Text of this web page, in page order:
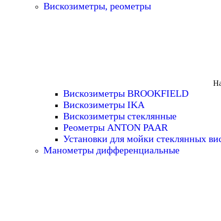
Вискозиметры, реометры
Вискозиметры BROOKFIELD
Вискозиметры IKA
Вискозиметры стеклянные
Реометры ANTON PAAR
Установки для мойки стеклянных
Манометры дифференциальные